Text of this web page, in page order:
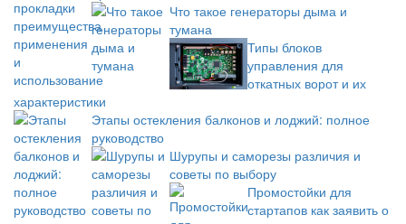
Что такое генераторы дыма и
тумана
Типы блоков
управления для
откатных ворот и их
характеристики
Этапы остекления балконов и лоджий: полное
руководство
Шурупы и саморезы различия и
советы по выбору
Промостойки для
стартапов как заявить о